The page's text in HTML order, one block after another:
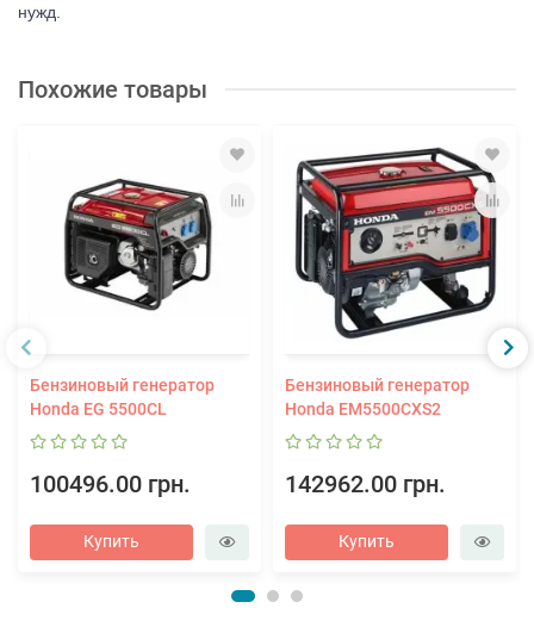
нужд.
Похожие товары
Бензиновый генератор
Honda EG 5500CL
100496.00 грн.
Купить
Бензиновый генератор
Honda EM5500CXS2
142962.00 грн.
Купить